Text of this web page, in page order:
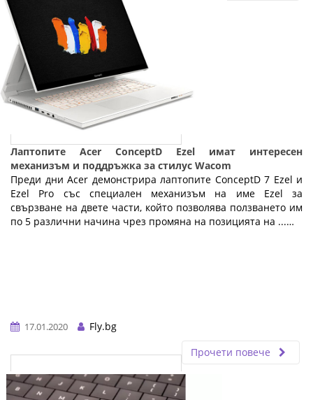
Лаптопите Acer ConceptD Ezel имат интересен
механизъм и поддръжка за стилус Wacom
Преди дни Acer демонстрира лаптопите ConceptD 7 Ezel и
Ezel Pro със специален механизъм на име Ezel за
свързване на двете части, който позволява ползването им
по 5 различни начина чрез промяна на позицията на ...…
17.01.2020
Fly.bg
Прочети повече